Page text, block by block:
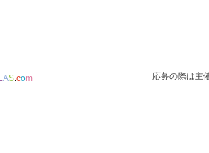
AS com 応募の際は主